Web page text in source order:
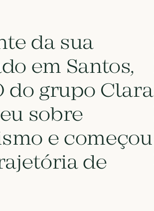
da sua
em Santos,
do grupo Clara
sobre
e começou
de